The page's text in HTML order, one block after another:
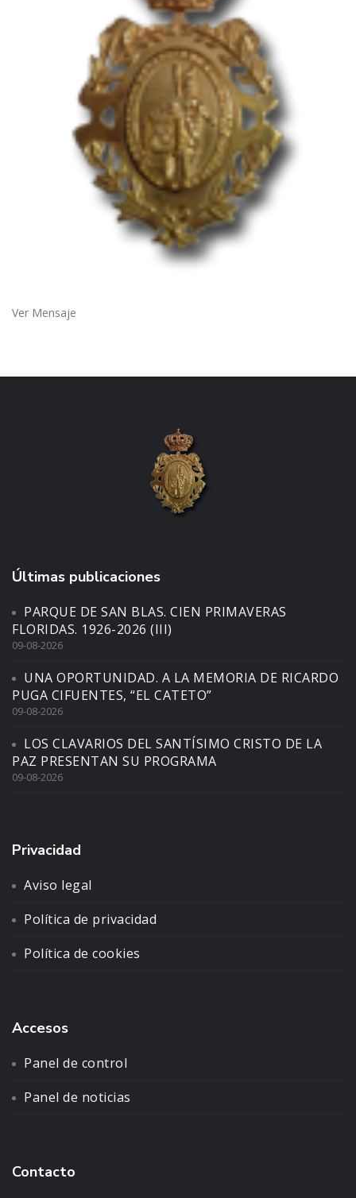
Ver Mensaje
Últimas publicaciones
PARQUE DE SAN BLAS. CIEN PRIMAVERAS
FLORIDAS. 1926-2026 (III)
09-08-2026
UNA OPORTUNIDAD. A LA MEMORIA DE RICARDO
PUGA CIFUENTES, “EL CATETO”
09-08-2026
LOS CLAVARIOS DEL SANTÍSIMO CRISTO DE LA
PAZ PRESENTAN SU PROGRAMA
09-08-2026
Privacidad
Aviso legal
Política de privacidad
Política de cookies
Accesos
Panel de control
Panel de noticias
Contacto